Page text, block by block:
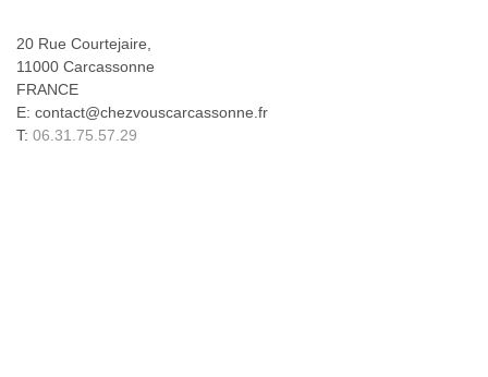
20 Rue Courtejaire,
11000 Carcassonne
FRANCE
E: contact@chezvouscarcassonne.fr
T: 06.31.75.57.29